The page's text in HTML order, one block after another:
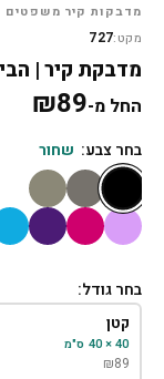
מדבקות קיר משפטים
מקט:727
מדבקת קיר |
החל מ- ₪89
בחר צבע: שחור
בחר גודל:
קטן
40 × 40 ס"מ
₪89